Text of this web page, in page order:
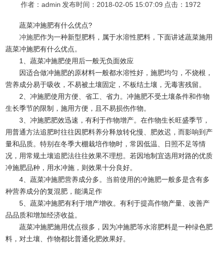
作者：admin 发布时间：2018-02-05 15:07:09 点击：1972
蔬菜冲施肥有什么优点?
冲施肥作为一种新型肥料，属于水溶性肥料，下面讲述蔬菜施用
蔬菜冲施肥有什么优点。
1、蔬菜冲施肥使用后一般无负面效应
因适合做冲施肥的原材料一般都水溶性好，施肥均匀，不烧根，
营养成分易于吸收，不易被土壤固定，不板结土壤，无毒害残留。
2、冲施肥使用方便、省工、省力。冲施肥不受土壤条件和作物
生长季节的限制，施用方便，且不易损伤作物。
3、冲施肥肥效迅速，有利于作物增产。在作物生长旺盛季节，
用普通方法追肥时往往因肥料养分释放转化慢、肥效迟，而影响到产
量和品质。特别在冬季大棚栽培作物时，常因低温、日照不足等情
况，用常规土壤追肥法往往效果不理想。若因地制宜选用对路的优质
冲施肥品种，用水冲施，则效果十分良好。
4、蔬菜冲施肥营养成分多。当前使用的冲施肥一般多是含有多
种营养成分的复混肥，能满足作
5、蔬菜冲施肥有利于增产增收。有利于提高作物产量、改善产
品品质和增加经济收益。
蔬菜冲施肥施用优点很多，因为冲施肥等水溶肥料是一种绿色肥
料，对土壤、作物都比普通化肥效果好。